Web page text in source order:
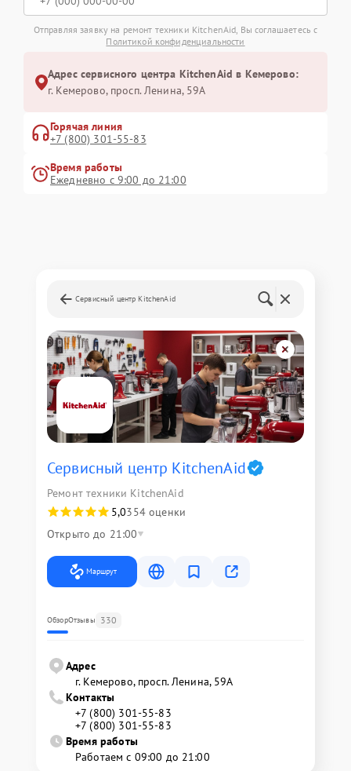
Отправляя заявку на ремонт техники KitchenAid, Вы соглашаетесь с
Политикой конфиденциальности
Адрес сервисного центра KitchenAid в Кемерово:
г. Кемерово, просп. Ленина, 59А
Горячая линия
+7 (800) 301-55-83
Время работы
Ежедневно с 9:00 до 21:00
Сервисный центр KitchenAid
Сервисный центр KitchenAid
Ремонт техники KitchenAid
5,0354 оценки
Открыто до 21:00
Маршрут
ОбзорОтзывы 330
Адрес
г. Кемерово, просп. Ленина, 59А
Контакты
+7 (800) 301-55-83
+7 (800) 301-55-83
Время работы
Работаем с 09:00 до 21:00